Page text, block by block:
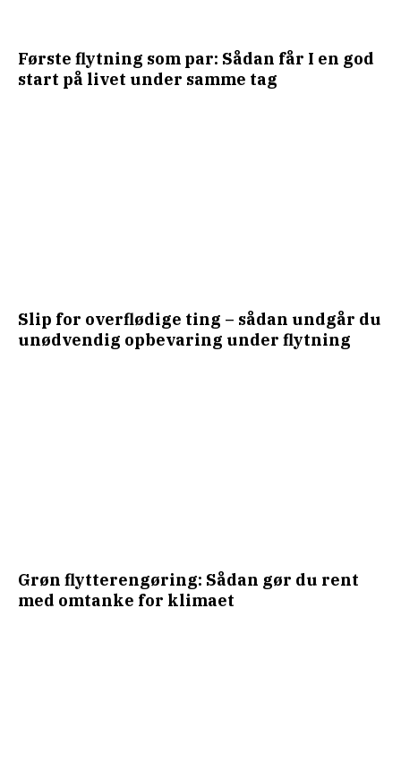
Første flytning som par: Sådan får I en god
start på livet under samme tag
Slip for overflødige ting – sådan undgår du
unødvendig opbevaring under flytning
Grøn flytterengøring: Sådan gør du rent
med omtanke for klimaet